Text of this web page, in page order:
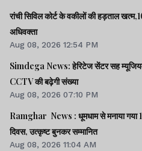
रांची सिविल कोर्ट के वकीलों की हड़ताल
अधिवक्ता
Aug 08, 2026 12:54 PM
Simdega News: हेरिटेज सेंटर सह म्यूजियम
CCTV की बढ़ेगी संख्या
Aug 08, 2026 07:10 PM
Ramghar News : धूमधाम से मनाया गया
दिवस, उत्कृष्ट बुनकर सम्मानित
Aug 08, 2026 11:04 AM